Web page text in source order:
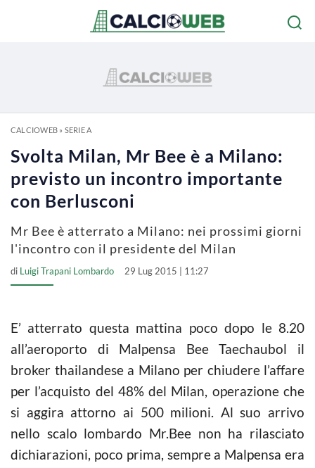
CALCIOWEB» SERIE A
Svolta Milan, Mr Bee è a Milano:
previsto un incontro importante
con Berlusconi
Mr Bee è atterrato a Milano: nei prossimi giorni
l'incontro con il presidente del Milan
di Luigi Trapani Lombardo 29 Lug 2015 | 11:27
E’ atterrato questa mattina poco dopo le 8.20
all’aeroporto di Malpensa Bee Taechaubol il
broker thailandese a Milano per chiudere l’affare
per l’acquisto del 48% del Milan, operazione che
si aggira attorno ai 500 milioni. Al suo arrivo
nello scalo lombardo Mr.Bee non ha rilasciato
dichiarazioni, poco prima, sempre a Malpensa era